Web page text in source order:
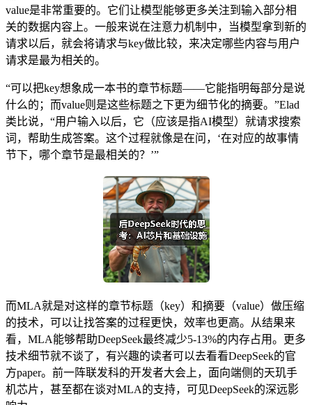
value是非常重要的。它们让模型能够更多关注到输入部分相
关的数据内容上。一般来说在注意力机制中，当模型拿到新的
请求以后，就会将请求与key做比较，来决定哪些内容与用户
请求是最为相关的。
“可以把key想象成一本书的章节标题——它能指明每部分是说
什么的；而value则是这些标题之下更为细节化的摘要。”Elad
类比说，“用户输入以后，它（应该是指AI模型）就请求搜索
词，帮助生成答案。这个过程就像是在问，‘在对应的故事情
节下，哪个章节是最相关的？’”
而MLA就是对这样的章节标题（key）和摘要（value）做压缩
的技术，可以让找答案的过程更快，效率也更高。从结果来
看，MLA能够帮助DeepSeek最终减少5-13%的内存占用。更多
技术细节就不谈了，有兴趣的读者可以去看看DeepSeek的官
方paper。前一阵联发科的开发者大会上，面向端侧的天玑手
机芯片，甚至都在谈对MLA的支持，可见DeepSeek的深远影